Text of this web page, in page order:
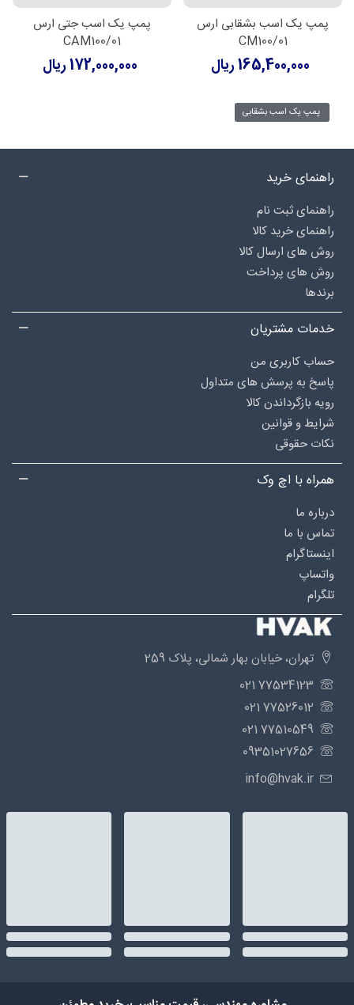
پمپ یک اسب بشقابی ارس
CM100/01
165,400,000 ریال
پمپ یک اسب جتی ارس
CAM100/01
172,000,000 ریال
پمپ یک اسب بشقابی
راهنمای خرید
راهنمای ثبت نام
راهنمای خرید کالا
روش های ارسال کالا
روش های پرداخت
برندها
خدمات مشتریان
حساب کاربری من
پاسخ به پرسش های متداول
رویه بازگرداندن کالا
شرایط و قوانین
نکات حقوقی
همراه با اچ وک
درباره‌ ما
تماس با ما
اینستاگرام
واتساپ
تلگرام
تهران، خیابان بهار شمالی، پلاک 259
77534123 021
77526012 021
77510549 021
09351027656
info@hvak.ir